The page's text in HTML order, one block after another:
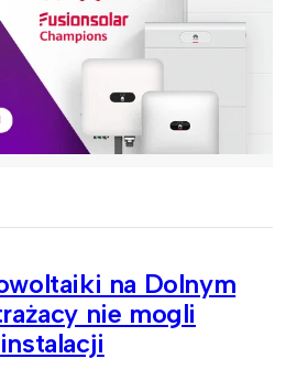
na Dolnym
nie mogli